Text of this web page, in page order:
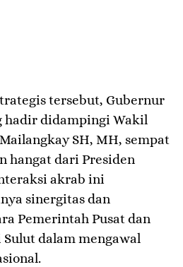
tersebut, Gubernur
hadir didampingi Wakil
SH, MH, sempat
hangat dari Presiden
akrab ini
sinergitas dan
Pemerintah Pusat dan
dalam mengawal